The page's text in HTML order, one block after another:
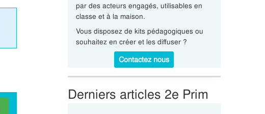
par des acteurs engagés, utilisables en
classe et à la maison.
Vous disposez de kits pédagogiques ou
souhaitez en créer et les diffuser ?
Contactez nous
Derniers articles 2e Prim